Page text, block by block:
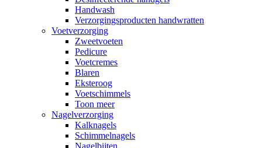
Handwash
Verzorgingsproducten handwratten
Voetverzorging
Zweetvoeten
Pedicure
Voetcremes
Blaren
Eksteroog
Voetschimmels
Toon meer
Nagelverzorging
Kalknagels
Schimmelnagels
Nagelbijten